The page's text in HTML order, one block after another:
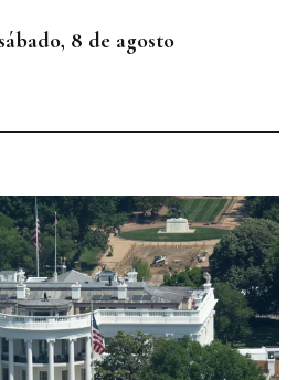
8 de agosto